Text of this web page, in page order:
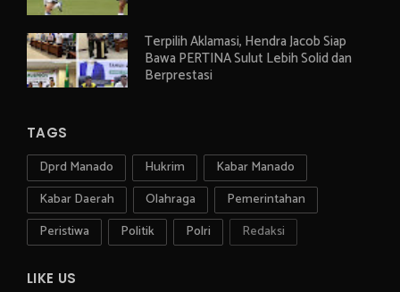
Terpilih Aklamasi, Hendra Jacob Siap
Bawa PERTINA Sulut Lebih Solid dan
Berprestasi
TAGS
Dprd Manado Hukrim
Kabar Manado
Kabar Daerah
Olahraga
Pemerintahan
Peristiwa
Politik Polri Redaksi
LIKE US